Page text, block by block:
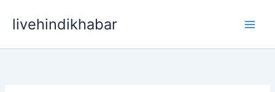
livehindikhabar